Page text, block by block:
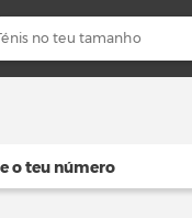
o teu número